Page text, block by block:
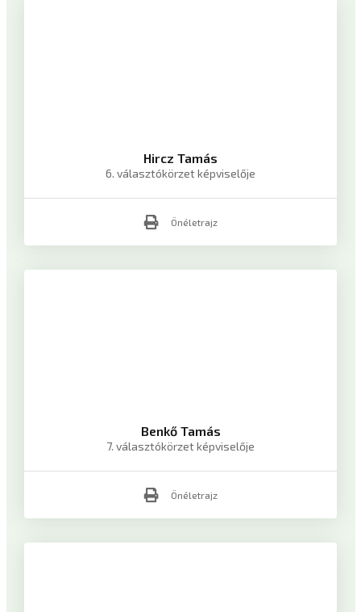
Hircz Tamás
6. választókörzet képviselője
Önéletrajz
Benkő Tamás
7. választókörzet képviselője
Önéletrajz